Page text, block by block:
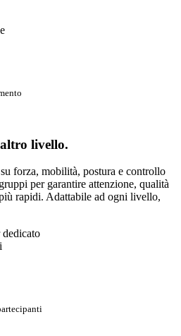
livello.
forza, mobilità, postura e controllo
per garantire attenzione, qualità
rapidi. Adattabile ad ogni livello,